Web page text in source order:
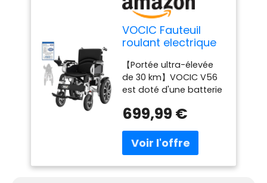
VOCIC Fauteuil
roulant electrique
personnes
âgées,30KM
【Portée ultra-élevée
de 30 km】VOCIC V56
est doté d'une batterie
performance (24 V/20
roulant électrique
ayant la plus longue
autonomie du marché.
699,99 €